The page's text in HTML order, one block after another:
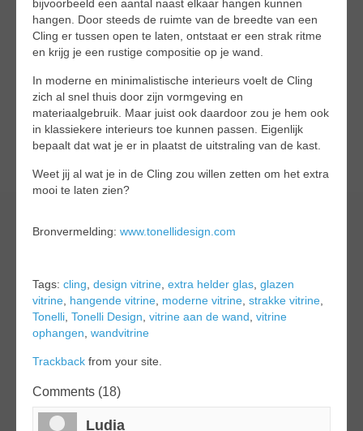
bijvoorbeeld een aantal naast elkaar hangen kunnen
hangen. Door steeds de ruimte van de breedte van een
Cling er tussen open te laten, ontstaat er een strak ritme
en krijg je een rustige compositie op je wand.
In moderne en minimalistische interieurs voelt de Cling
zich al snel thuis door zijn vormgeving en
materiaalgebruik. Maar juist ook daardoor zou je hem ook
in klassiekere interieurs toe kunnen passen. Eigenlijk
bepaalt dat wat je er in plaatst de uitstraling van de kast.
Weet jij al wat je in de Cling zou willen zetten om het extra
mooi te laten zien?
Bronvermelding: www.tonellidesign.com
Tags: cling design vitrine extra helder glas glazen
vitrine hangende vitrine moderne vitrine strakke vitrine
Tonelli Tonelli Design vitrine aan de wand vitrine
ophangen wandvitrine
Trackback from your site.
Comments (18)
Ludia